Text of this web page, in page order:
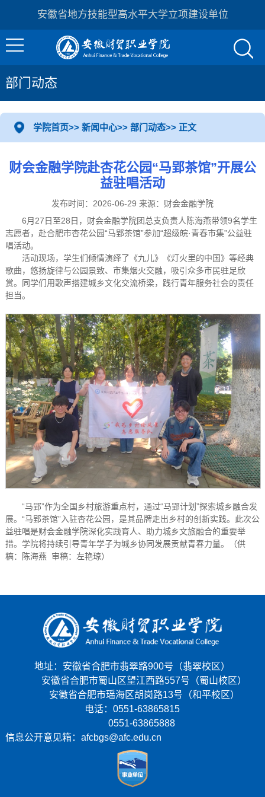
安徽省地方技能型高水平大学立项建设单位
部门动态
学院首页>> 新闻中心>> 部门动态>> 正文
财会金融学院赴杏花公园“马郢茶馆”开展公
益驻唱活动
发布时间：2026-06-29 来源：财会金融学院
6月27日至28日，财会金融学院团总支负责人陈海燕带领9名学生
志愿者，赴合肥市杏花公园“马郢茶馆”参加“超级皖·青春市集”公益驻
唱活动。
活动现场，学生们倾情演绎了《九儿》《灯火里的中国》等经典
歌曲，悠扬旋律与公园景致、市集烟火交融，吸引众多市民驻足欣
赏。同学们用歌声搭建城乡文化交流桥梁，践行青年服务社会的责任
担当。
“马郢”作为全国乡村旅游重点村，通过“马郢计划”探索城乡融合发
展。“马郢茶馆”入驻杏花公园，是其品牌走出乡村的创新实践。此次公
益驻唱是财会金融学院深化实践育人、助力城乡文旅融合的重要举
措。学院将持续引导青年学子为城乡协同发展贡献青春力量。（供
稿：陈海燕 审稿：左艳琼）
地址：安徽省合肥市翡翠路900号（翡翠校区）
安徽省合肥市蜀山区望江西路557号（蜀山校区）
安徽省合肥市瑶海区胡岗路13号（和平校区）
电话：0551-63865815
0551-63865888
信息公开意见箱：afcbgs@afc.edu.cn